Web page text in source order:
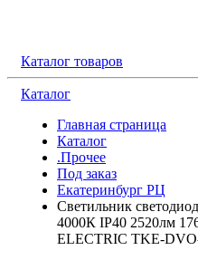
Каталог товаров
Каталог
Главная страница
Каталог
.Прочее
Под заказ
Екатеринбург РЦ
Светильник
4000К IP40 2520лм
ELECTRIC TKE-